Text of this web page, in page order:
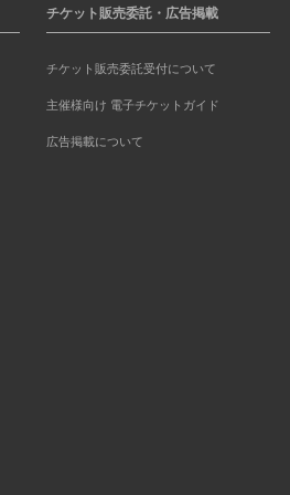
チケット販売委託・広告掲載
チケット販売委託受付について
主催様向け 電子チケットガイド
広告掲載について